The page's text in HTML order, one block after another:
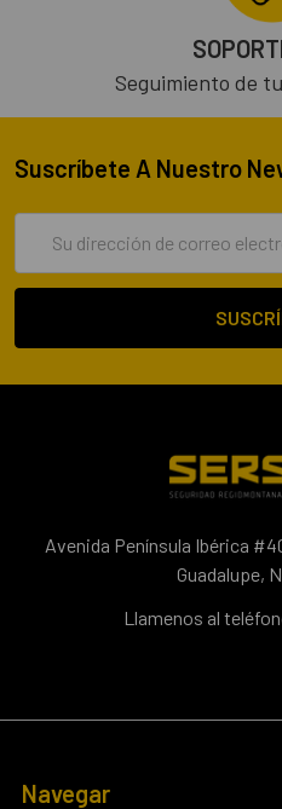
Seguimiento de
Suscríbete A Nuestro
correo
Avenida Península Ibérica
Guadalupe,
Llamenos al
Navegar